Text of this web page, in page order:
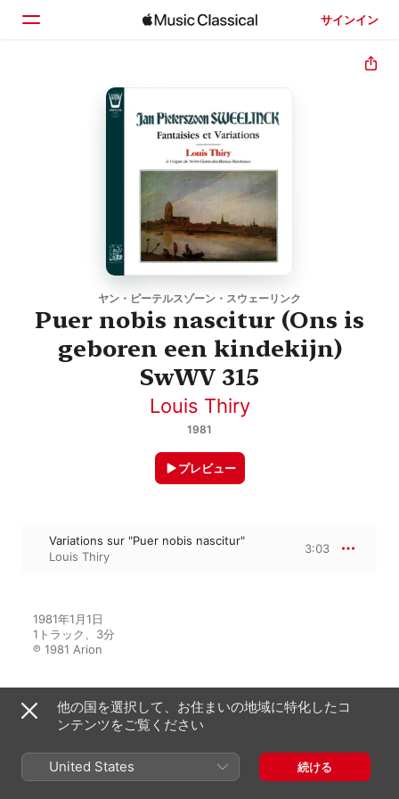
サインイン
ヤン・ピーテルスゾーン・スウェーリンク
Puer nobis nascitur (Ons is
geboren een kindekijn)
SwWV 315
Louis Thiry
1981
プレビュー
Variations sur "Puer nobis nascitur"
Louis Thiry
3:03
1981年1月1日
1トラック、3分
℗ 1981 Arion
アルバムから
Sweelinck - Fantaisies et
他の国を選択して、お住まいの地域に特化したコ
ンテンツをご覧ください
United States 続ける